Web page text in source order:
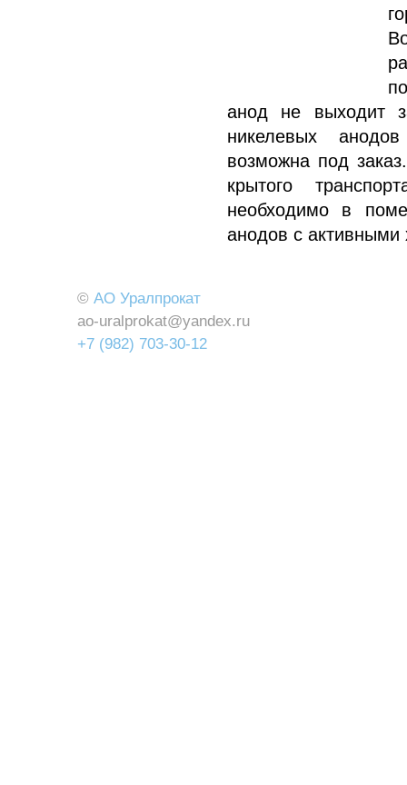
анод не выходит
никелевых
возможна под
крытого
необходимо в
анодов с
© АО Уралпрокат
ao-uralprokat@yandex.ru
+7 (982) 703-30-12